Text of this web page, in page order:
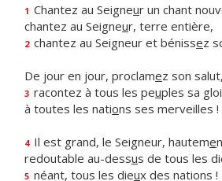
1 Chantez au Seigneur un chant
chantez au Seigneur, terre entière,
2 chantez au Seigneur et bénissez
De jour en jour, proclamez son salut,
3 racontez à tous les peuples sa
à toutes les nations ses merveilles !
4 Il est grand, le Seigneur, hauteme
redoutable au-dessus de tous les
5 néant, tous les dieux des nations !